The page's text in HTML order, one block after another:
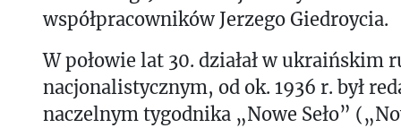
współpracowników Jerzego Giedroycia.
W połowie lat 30. działał w ukraińskim
nacjonalistycznym, od ok. 1936 r. był
naczelnym tygodnika „Nowe Seło”